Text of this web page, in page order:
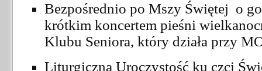
Bezpośrednio po Mszy Świętej o
krótkim koncertem pieśni
Klubu Seniora, który działa przy
Liturgiczna Uroczystość ku czci